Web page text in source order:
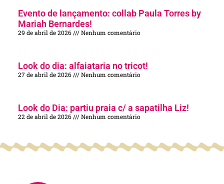
Evento de lançamento: collab Paula Torres by
Mariah Bernardes!
29 de abril de 2026 Nenhum comentário
Look do dia: alfaiataria no tricot!
27 de abril de 2026 Nenhum comentário
Look do Dia: partiu praia c/ a sapatilha Liz!
22 de abril de 2026 Nenhum comentário